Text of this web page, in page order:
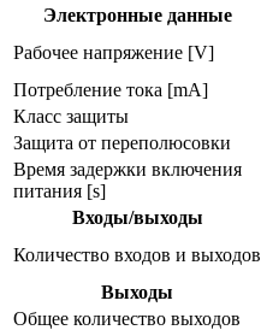
Электронные данные
Рабочее напряжение [V]
Потребление тока [mA]
Класс защиты
Защита от переполюсовки
Время задержки включения
питания [s]
Входы/выходы
Количество входов и выходов
Выходы
Общее количество выходов